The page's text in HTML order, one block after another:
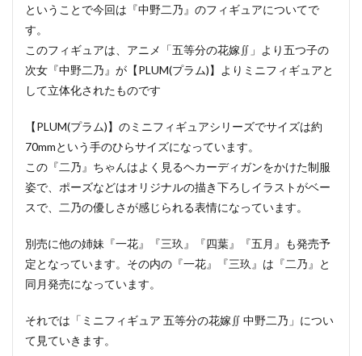
ということで今回は『中野二乃』のフィギュアについてで
す。
このフィギュアは、アニメ「五等分の花嫁∬」より五つ子の
次女『中野二乃』が【PLUM(プラム)】よりミニフィギュアと
して立体化されたものです
【PLUM(プラム)】のミニフィギュアシリーズでサイズは約
70mmという手のひらサイズになっています。
この『二乃』ちゃんはよく見るヘカーディガンをかけた制服
姿で、ポーズなどはオリジナルの描き下ろしイラストがベー
スで、二乃の優しさが感じられる表情になっています。
別売に他の姉妹『一花』『三玖』『四葉』『五月』も発売予
定となっています。その内の『一花』『三玖』は『二乃』と
同月発売になっています。
それでは「ミニフィギュア 五等分の花嫁∬ 中野二乃」につい
て見ていきます。